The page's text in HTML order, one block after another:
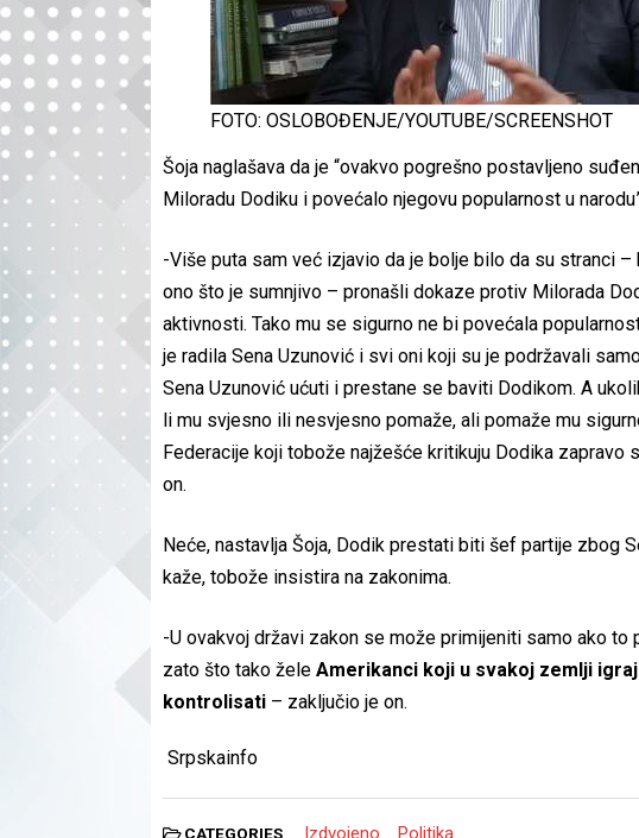
FOTO: OSLOBOĐENJE/YOUTUBE/SCREENSHOT
Šoja naglašava da je “ovakvo pogrešno postavljeno
Miloradu Dodiku i povećalo njegovu popularnost u
-Više puta sam već izjavio da je bolje bilo da su stranci
ono što je sumnjivo – pronašli dokaze protiv Milorada
aktivnosti. Tako mu se sigurno ne bi povećala
je radila Sena Uzunović i svi oni koji su je podržavali
Sena Uzunović ućuti i prestane se baviti Dodikom. A
li mu svjesno ili nesvjesno pomaže, ali pomaže mu
Federacije koji tobože najžešće kritikuju Dodika zapravo
on.
Neće, nastavlja Šoja, Dodik prestati biti šef partije zbog
kaže, tobože insistira na zakonima.
-U ovakvoj državi zakon se može primijeniti samo ako
zato što tako žele Amerikanci koji u svakoj zemlji
kontrolisati – zaključio je on.
Srpskainfo
CATEGORIES Izdvojeno Politika